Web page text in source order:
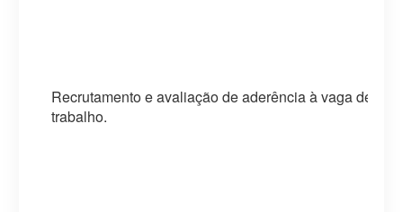
Recrutamento e avaliação de aderência à vaga de
trabalho.